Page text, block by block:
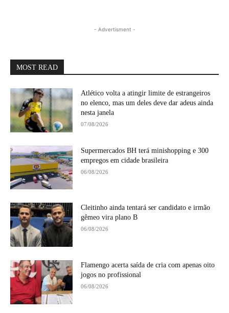
- Advertisment -
MOST READ
Atlético volta a atingir limite de estrangeiros
no elenco, mas um deles deve dar adeus ainda
nesta janela
07/08/2026
Supermercados BH terá minishopping e 300
empregos em cidade brasileira
06/08/2026
Cleitinho ainda tentará ser candidato e irmão
gêmeo vira plano B
06/08/2026
Flamengo acerta saída de cria com apenas oito
jogos no profissional
06/08/2026